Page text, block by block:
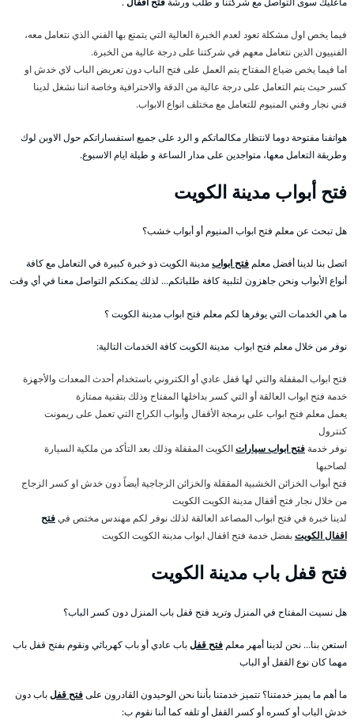
فيما يخص اول مشكلة تعود لعدم الخبرة العالية التي يتمتع بها الفني الذي نتعامل معه،
الفنييون الذين نتعامل معهم في شركتنا على درجة عالية من الخبرة.
اما فيما يخص ضياع المفتاح يتم العمل على فتح الباب دون تعريض الباب لاي خدش او
كسر حيث يتم التعامل على درجة عالية من الدقة والاحترافية وخاصة اننا نشغل لدينا
فني نجار وفني المنيوم للتعامل مع مختلف انواع الابواب.
هواتفنا مفتوحة دوما لانتظار مكالماتكم و الرد على جميع استفساراتكم حول الاوبن لوك
وطريقة التعامل معها، متواجدين على مدار الساعة و طيلة ايام الاسبوع.
فتح أبواب مدينة الكويت
هل تبحث عن معلم فتح ابواب المنيوم أو أبواب خشب؟
اتصل بنا لدينا أفضل معلمفتح ابوابمدينة الكويت ذو خبرة كبيرة في التعامل مع كافة
أنواع الأبواب ونحن جاهزون لتلبية كافة طلباتكم… لذلك يمكنكم التواصل معنا في أي وقت
ما هي الخدمات التي يوفرها لكم معلم فتح ابواب مدينة الكويت ؟
نوفر من خلال معلم فتح ابواب مدينة الكويت كافة الخدمات التالية:
فتح ابواب المقفلة والتي لها قفل عادي أو الكتروني باستخدام أحدث المعدات والأجهزة
خدمة فتح ابواب العالقة أو التي كسر بداخلها المفتاح وذلك بتقنية ممتازة
يعمل معلم فتح ابواب على برمجة الأقفال وأبواب الكراج التي تعمل على ريمونت
كنترول
نوفر خدمة فتح ابواب سياراتالكويت المقفلة وذلك بعد التأكد من ملكية السيارة
لصاحبها
فتح أبواب الخزائن الخشبية المقفلة والخزائن الزجاجية أيضاً دون خدش او كسر الزجاج
من خلال نجار فتح أقفال مدينة الكويت الكويت
لدينا خبرة في فتح ابواب المصاعد العالقة لذلك نوفر لكم مهندس مختص فيفتح
اقفال الكويتبفضل خدمة فتح اقفال ابواب مدينة الكويت الكويت
فتح قفل باب مدينة الكويت
هل نسيت المفتاح في المنزل وتريد فتح قفل باب المنزل دون كسر الباب؟
استعن بنا… نحن لدينا أمهر معلم فتح قفلباب عادي أو باب كهربائي ونقوم بفتح قفل باب
مهما كان نوع القفل أو الباب
ما أهم ما يميز خدمتنا؟ تتميز خدمتنا بأننا نحن الوحيدون القادرون علىفتح قفلباب دون
خدش الباب أو كسره أو كسر القفل أو تلفه كما أننا نقوم ب: